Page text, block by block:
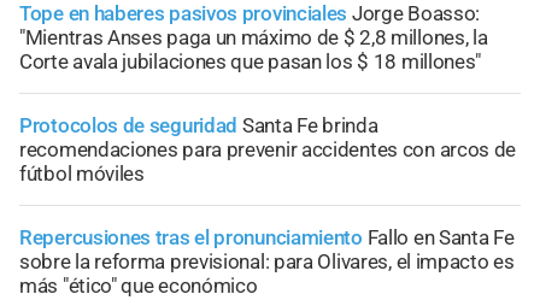
Tope en haberes pasivos provinciales Jorge Boasso:
"Mientras Anses paga un máximo de $ 2,8 millones, la
Corte avala jubilaciones que pasan los $ 18 millones"
Protocolos de seguridad Santa Fe brinda
recomendaciones para prevenir accidentes con arcos de
fútbol móviles
Repercusiones tras el pronunciamiento Fallo en Santa Fe
sobre la reforma previsional: para Olivares, el impacto es
más "ético" que económico